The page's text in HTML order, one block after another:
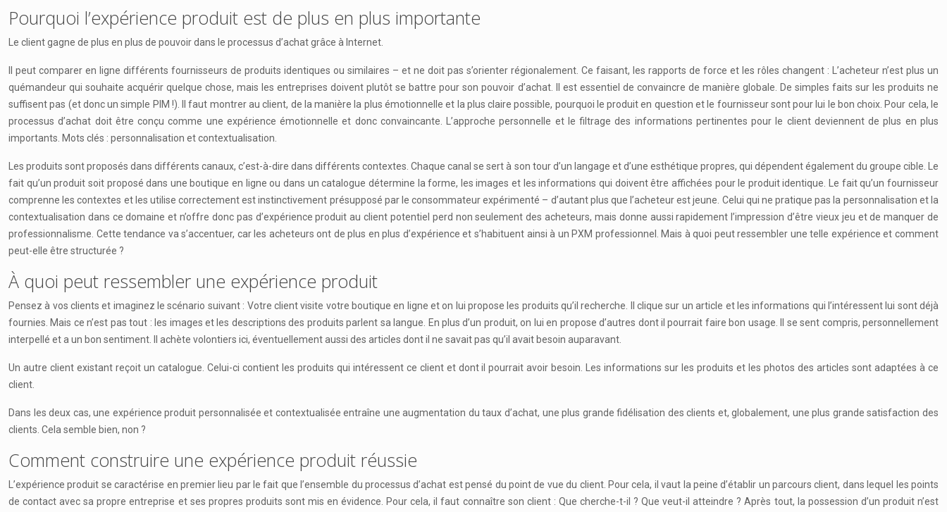
Pourquoi l’expérience produit est de plus en plus importante
Le client gagne de plus en plus de pouvoir dans le processus d’achat grâce à Internet.
Il peut comparer en ligne différents fournisseurs de produits identiques ou similaires – et ne doit pas s’orienter régionalement. Ce faisant, les rapports de force et les rôles changent : L’acheteur n’est plus un
quémandeur qui souhaite acquérir quelque chose, mais les entreprises doivent plutôt se battre pour son pouvoir d’achat. Il est essentiel de convaincre de manière globale. De simples faits sur les produits ne
suffisent pas (et donc un simple PIM !). Il faut montrer au client, de la manière la plus émotionnelle et la plus claire possible, pourquoi le produit en question et le fournisseur sont pour lui le bon choix. Pour cela, le
processus d’achat doit être conçu comme une expérience émotionnelle et donc convaincante. L’approche personnelle et le filtrage des informations pertinentes pour le client deviennent de plus en plus
importants. Mots clés : personnalisation et contextualisation.
Les produits sont proposés dans différents canaux, c’est-à-dire dans différents contextes. Chaque canal se sert à son tour d’un langage et d’une esthétique propres, qui dépendent également du groupe cible. Le
fait qu’un produit soit proposé dans une boutique en ligne ou dans un catalogue détermine la forme, les images et les informations qui doivent être affichées pour le produit identique. Le fait qu’un fournisseur
comprenne les contextes et les utilise correctement est instinctivement présupposé par le consommateur expérimenté – d’autant plus que l’acheteur est jeune. Celui qui ne pratique pas la personnalisation et la
contextualisation dans ce domaine et n’offre donc pas d’expérience produit au client potentiel perd non seulement des acheteurs, mais donne aussi rapidement l’impression d’être vieux jeu et de manquer de
professionnalisme. Cette tendance va s’accentuer, car les acheteurs ont de plus en plus d’expérience et s’habituent ainsi à un PXM professionnel. Mais à quoi peut ressembler une telle expérience et comment
peut-elle être structurée ?
À quoi peut ressembler une expérience produit
Pensez à vos clients et imaginez le scénario suivant : Votre client visite votre boutique en ligne et on lui propose les produits qu’il recherche. Il clique sur un article et les informations qui l’intéressent lui sont déjà
fournies. Mais ce n’est pas tout : les images et les descriptions des produits parlent sa langue. En plus d’un produit, on lui en propose d’autres dont il pourrait faire bon usage. Il se sent compris, personnellement
interpellé et a un bon sentiment. Il achète volontiers ici, éventuellement aussi des articles dont il ne savait pas qu’il avait besoin auparavant.
Un autre client existant reçoit un catalogue. Celui-ci contient les produits qui intéressent ce client et dont il pourrait avoir besoin. Les informations sur les produits et les photos des articles sont adaptées à ce
client.
Dans les deux cas, une expérience produit personnalisée et contextualisée entraîne une augmentation du taux d’achat, une plus grande fidélisation des clients et, globalement, une plus grande satisfaction des
clients. Cela semble bien, non ?
Comment construire une expérience produit réussie
L’expérience produit se caractérise en premier lieu par le fait que l’ensemble du processus d’achat est pensé du point de vue du client. Pour cela, il vaut la peine d’établir un parcours client, dans lequel les points
de contact avec sa propre entreprise et ses propres produits sont mis en évidence. Pour cela, il faut connaître son client : Que cherche-t-il ? Que veut-il atteindre ? Après tout, la possession d’un produit n’est